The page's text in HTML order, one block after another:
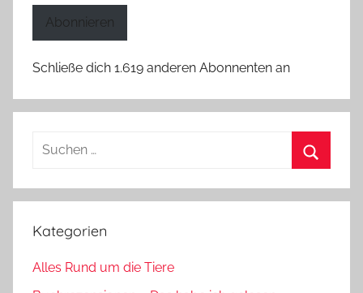
Abonnieren
Schließe dich 1.619 anderen Abonnenten an
Suchen
Kategorien
Alles Rund um die Tiere